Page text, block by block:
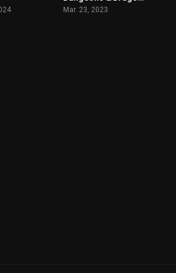
Mar. 23, 2023